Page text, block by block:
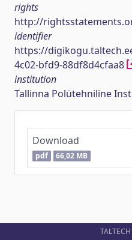
rights
http://
identifier
https://
4c02-bfd9-88df8d4cfaa8
institution
Tallinna Polütehniline
Download
pdf 66,02 MB